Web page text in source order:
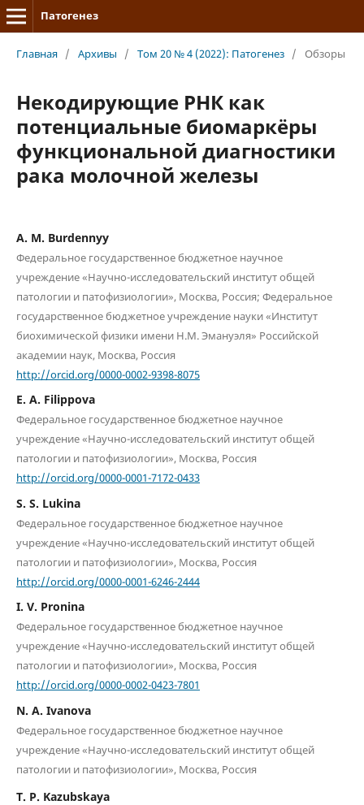
Патогенез
Главная / Архивы / Том 20 № 4 (2022): Патогенез / Обзоры
Некодирующие РНК как
потенциальные биомаркёры
функциональной диагностики
рака молочной железы
A. M. Burdennyy
Федеральное государственное бюджетное научное
учреждение «Научно-исследовательский институт общей
патологии и патофизиологии», Москва, Россия; Федеральное
государственное бюджетное учреждение науки «Институт
биохимической физики имени Н.М. Эмануэля» Российской
академии наук, Москва, Россия
http://orcid.org/0000-0002-9398-8075
E. A. Filippova
Федеральное государственное бюджетное научное
учреждение «Научно-исследовательский институт общей
патологии и патофизиологии», Москва, Россия
http://orcid.org/0000-0001-7172-0433
S. S. Lukina
Федеральное государственное бюджетное научное
учреждение «Научно-исследовательский институт общей
патологии и патофизиологии», Москва, Россия
http://orcid.org/0000-0001-6246-2444
I. V. Pronina
Федеральное государственное бюджетное научное
учреждение «Научно-исследовательский институт общей
патологии и патофизиологии», Москва, Россия
http://orcid.org/0000-0002-0423-7801
N. A. Ivanova
Федеральное государственное бюджетное научное
учреждение «Научно-исследовательский институт общей
патологии и патофизиологии», Москва, Россия
T. P. Kazubskaya